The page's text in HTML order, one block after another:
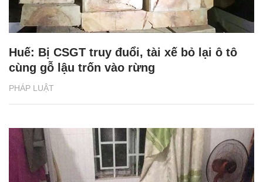
PHÁP LUẬT
Huế: Bị CSGT truy đuổi, tài xế bỏ lại ô tô
cùng gỗ lậu trốn vào rừng